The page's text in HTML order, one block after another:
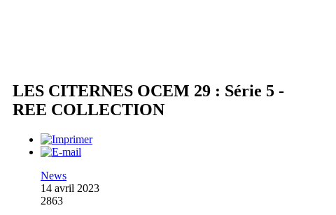
LES CITERNES OCEM 29 : Série 5 -
REE COLLECTION
News
14 avril 2023
2863